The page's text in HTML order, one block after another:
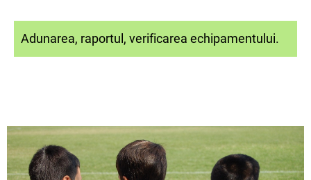
Adunarea, raportul, verificarea echipamentului.